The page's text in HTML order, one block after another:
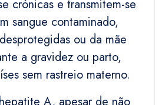
crónicas e transmitem-se
sangue contaminado,
ou da mãe
a gravidez ou parto,
sem rastreio materno.